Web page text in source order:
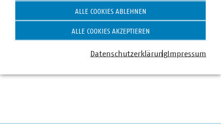
Stv. Geschäftsführer
ALLE COOKIES ABLEHNEN
ALLE COOKIES AKZEPTIEREN
DatenschutzerklärungImpressum